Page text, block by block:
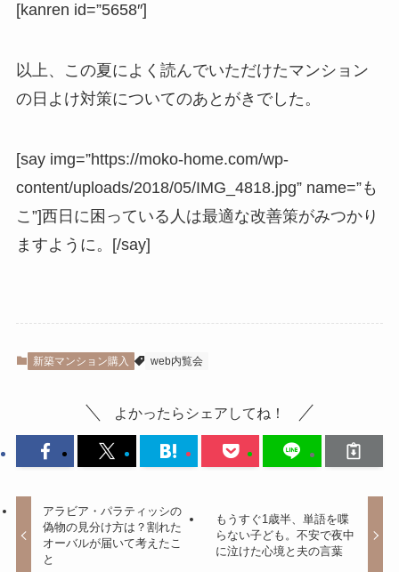
[kanren id=”5658″]
以上、この夏によく読んでいただけたマンション
の日よけ対策についてのあとがきでした。
[say img=”https://moko-home.com/wp-
content/uploads/2018/05/IMG_4818.jpg” name=”も
こ”]西日に困っている人は最適な改善策がみつかり
ますように。[/say]
新築マンション購入 web内覧会
よかったらシェアしてね！
アラビア・パラティッシの
偽物の見分け方は？割れた
オーバルが届いて考えたこ
と
もうすぐ1歳半、単語を喋
らない子ども。不安で夜中
に泣けた心境と夫の言葉